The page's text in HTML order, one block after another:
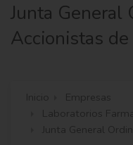
Junta General
Accionistas
Inicio
Empresas
Laboratorios
Junta General